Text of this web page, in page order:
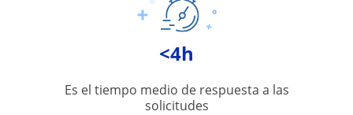
<4h
Es el tiempo medio de respuesta a las
solicitudes